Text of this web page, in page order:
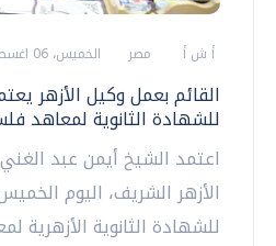
أ ش أ مصر الخميس، 06 اغسطس 2026 08:14 م
القائم بعمل وكيل الأزهر
للشهادة الثانوية لمعاهد
اعتمد الشيخ أيمن عبد
الأزهر الشريف، اليوم
للشهادة الثانوية الأزهرية